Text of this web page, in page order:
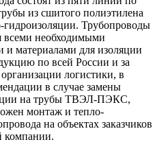
из сшитого полиэтилена
Трубопроводы
необходимыми
материалами для изоляции
по всей России и за
логистики, в
в случае замены
на трубы ТВЭЛ-ПЭКС,
монтаж и тепло-
на объектах заказчиков
компании.